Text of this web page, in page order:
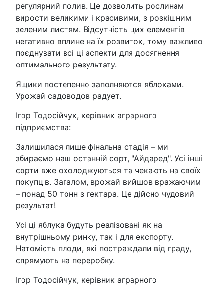
регулярний полив. Це дозволить рослинам
вирости великими і красивими, з розкішним
зеленим листям. Відсутність цих елементів
негативно вплине на їх розвиток, тому важливо
поєднувати всі ці аспекти для досягнення
оптимального результату.
Ящики постепенно заполняются яблоками.
Урожай садоводов радует.
Ігор Тодосійчук, керівник аграрного
підприємства:
Залишилася лише фінальна стадія – ми
збираємо наш останній сорт, "Айдаред". Усі інші
сорти вже охолоджуються та чекають на своїх
покупців. Загалом, врожай вийшов вражаючим
– понад 50 тонн з гектара. Це дійсно чудовий
результат!
Усі ці яблука будуть реалізовані як на
внутрішньому ринку, так і для експорту.
Натомість плоди, які постраждали від граду,
спрямують на переробку.
Ігор Тодосійчук, керівник аграрного